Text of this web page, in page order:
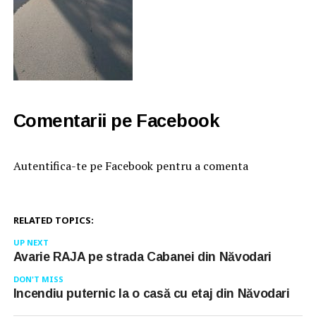
Comentarii pe Facebook
Autentifica-te pe Facebook pentru a comenta
RELATED TOPICS:
UP NEXT
Avarie RAJA pe strada Cabanei din Năvodari
DON'T MISS
Incendiu puternic la o casă cu etaj din Năvodari